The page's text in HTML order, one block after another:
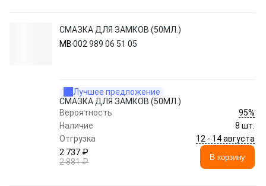
СМАЗКА ДЛЯ ЗАМКОВ (50МЛ.)
MB002 989 06 51 05
Лучшее предложение
СМАЗКА ДЛЯ ЗАМКОВ (50МЛ.)
Вероятность
95%
Наличие
8 шт.
Отгрузка
12 - 14 августа
2 737 ₽
2 881 ₽
В корзину